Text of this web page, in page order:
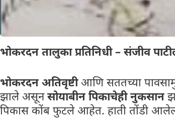
भोकरदन तालुका प्रतिनिधी – संजीव
भोकरदन अतिवृष्टीआणि सततच्या
झाले असूनसोयाबीन पिकाचेही नुकसान
पिकास कोंब फुटले आहेत. हाती तोंडी आलेला